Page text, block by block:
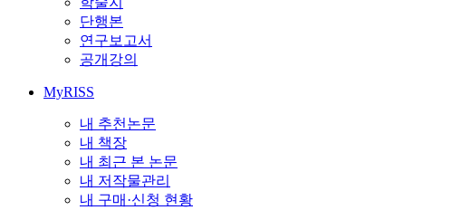
단행본
연구보고서
공개강의
MyRISS
내 추천논문
내 책장
내 최근 본 논문
내 저작물관리
내 구매·신청 현황